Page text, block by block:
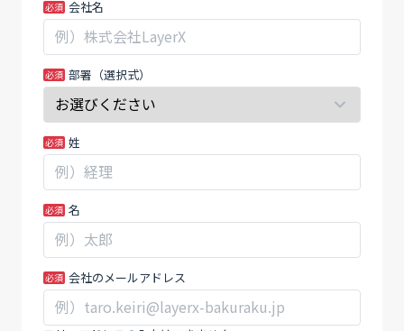
ン
ボ
イ
ス
制
度
対
応】
そ
の
ま
ま
使
え
る
会社名
部署（選択式）
姓
名
会社のメールアドレス
な
た
が
人
間
の
場
合、
こ
の
フ
ィ
ー
ル
ド